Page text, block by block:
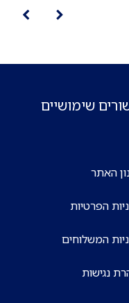
שימושיים
האתר
הפרטיות
המשלוחים
נגישות